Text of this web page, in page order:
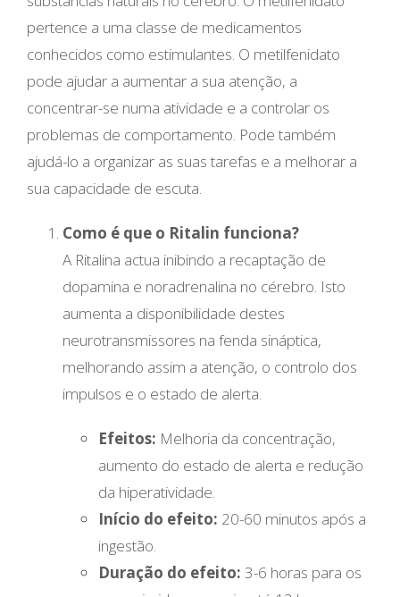
pertence a uma classe de medicamentos
conhecidos como estimulantes. O metilfenidato
pode ajudar a aumentar a sua atenção, a
concentrar-se numa atividade e a controlar os
problemas de comportamento. Pode também
ajudá-lo a organizar as suas tarefas e a melhorar a
sua capacidade de escuta.
Como é que o Ritalin funciona?
A Ritalina actua inibindo a recaptação de
dopamina e noradrenalina no cérebro. Isto
aumenta a disponibilidade destes
neurotransmissores na fenda sináptica,
melhorando assim a atenção, o controlo dos
impulsos e o estado de alerta.
Efeitos: Melhoria da concentração,
aumento do estado de alerta e redução
da hiperatividade.
Início do efeito: 20-60 minutos após a
ingestão.
Duração do efeito: 3-6 horas para os